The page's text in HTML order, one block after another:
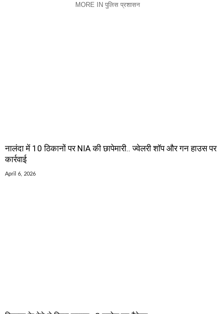
MORE IN पुलिस प्रशासन
नालंदा में 10 ठिकानों पर NIA की छापेमारी.. ज्वेलरी शॉप और गन हाउस पर
कार्रवाई
April 6, 2026